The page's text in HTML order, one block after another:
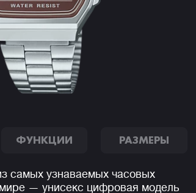
ФУНКЦИИ РАЗМЕРЫ
самых узнаваемых часовых
— унисекс цифровая модель